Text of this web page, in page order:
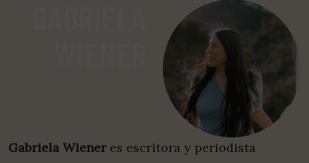
Gabriela Wieneres escritora y periodista